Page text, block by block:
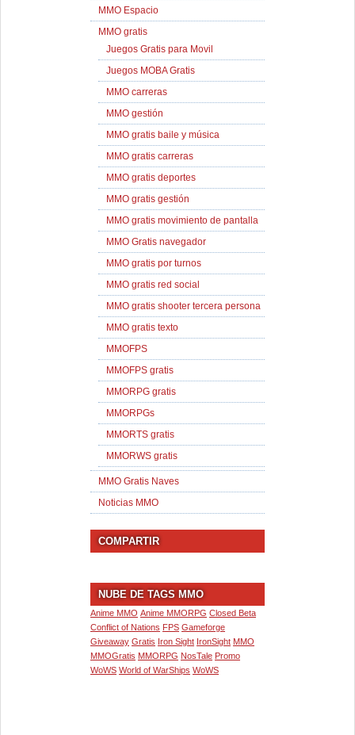
MMO Espacio
MMO gratis
Juegos Gratis para Movil
Juegos MOBA Gratis
MMO carreras
MMO gestión
MMO gratis baile y música
MMO gratis carreras
MMO gratis deportes
MMO gratis gestión
MMO gratis movimiento de pantalla
MMO Gratis navegador
MMO gratis por turnos
MMO gratis red social
MMO gratis shooter tercera persona
MMO gratis texto
MMOFPS
MMOFPS gratis
MMORPG gratis
MMORPGs
MMORTS gratis
MMORWS gratis
MMO Gratis Naves
Noticias MMO
COMPARTIR
NUBE DE TAGS MMO
Anime MMO Anime MMORPG Closed Beta
Conflict of Nations FPS Gameforge
Giveaway Gratis Iron Sight IronSight MMO
MMOGratis MMORPG NosTale Promo
WoWS World of WarShips WoWS